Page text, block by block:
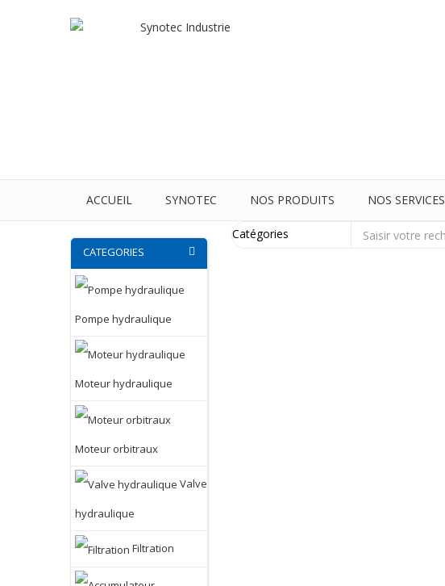
ACCUEIL SYNOTEC NOS PRODUITS NOS SERVICES
CATEGORIES
Pompe hydraulique
Moteur hydraulique
Moteur orbitraux
Valve
hydraulique
Filtration